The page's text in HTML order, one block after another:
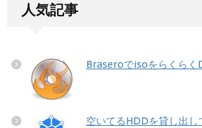
人気記事
Braseroでisoをらくらく
空いてるHDDを貸し出